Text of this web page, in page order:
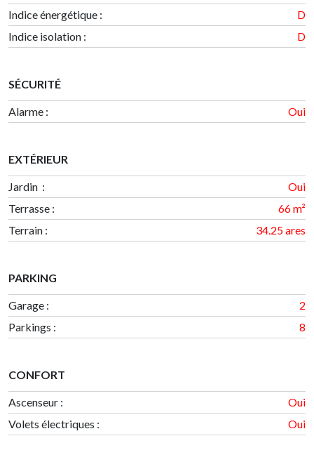
Indice énergétique :
D
Indice isolation : D
SÉCURITÉ
Alarme : Oui
EXTÉRIEUR
Jardin :
Oui
Terrasse :
66 m²
Terrain : 34.25 ares
PARKING
Garage :
2
Parkings : 8
CONFORT
Ascenseur :
Oui
Volets électriques :
Oui